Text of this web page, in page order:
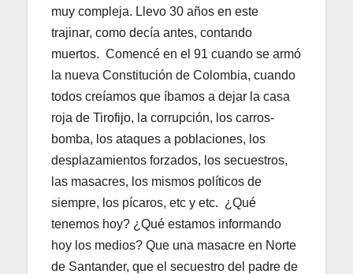
muy compleja. Llevo 30 años en este
trajinar, como decía antes, contando
muertos. Comencé en el 91 cuando se armó
la nueva Constitución de Colombia, cuando
todos creíamos que íbamos a dejar la casa
roja de Tirofijo, la corrupción, los carros-
bomba, los ataques a poblaciones, los
desplazamientos forzados, los secuestros,
las masacres, los mismos políticos de
siempre, los pícaros, etc y etc. ¿Qué
tenemos hoy? ¿Qué estamos informando
hoy los medios? Que una masacre en Norte
de Santander, que el secuestro del padre de